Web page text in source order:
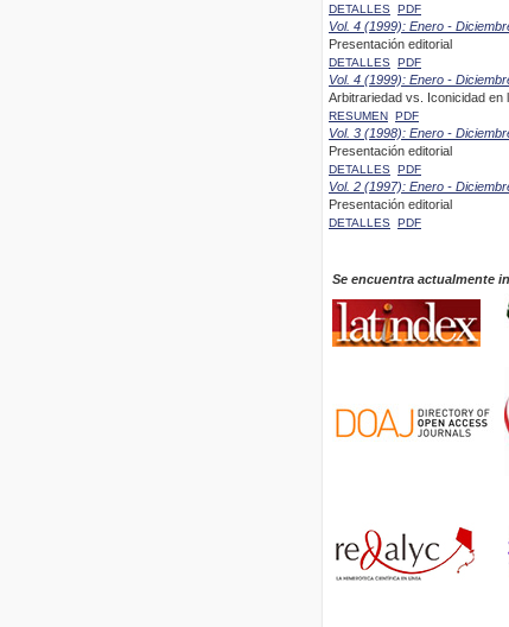
DETALLES PDF
Vol. 4 (1999): Enero -
Presentación editorial
DETALLES PDF
Vol. 4 (1999): Enero -
Arbitrariedad vs. Iconicidad
RESUMEN PDF
Vol. 3 (1998): Enero -
Presentación editorial
DETALLES PDF
Vol. 2 (1997): Enero -
Presentación editorial
DETALLES PDF
Se encuentra actualmente